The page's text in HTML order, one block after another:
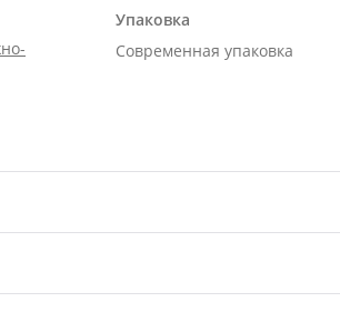
Упаковка
Современная упаковка